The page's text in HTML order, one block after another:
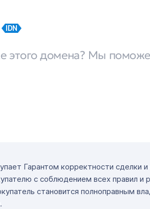
IDN
этого домена? Мы
Гарантом корректности сделки
с соблюдением всех правил и
становится полноправным